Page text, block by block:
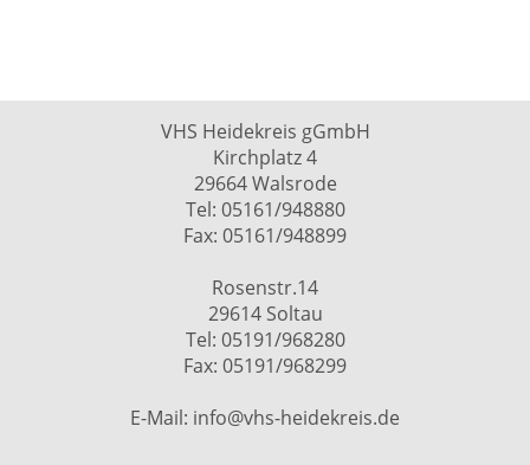
VHS Heidekreis gGmbH
Kirchplatz 4
29664 Walsrode
Tel: 05161/948880
Fax: 05161/948899
Rosenstr.14
29614 Soltau
Tel: 05191/968280
Fax: 05191/968299
E-Mail: info@vhs-heidekreis.de